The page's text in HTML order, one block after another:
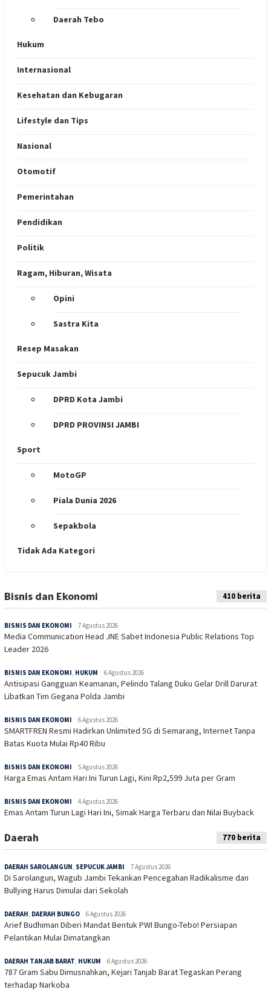
Daerah Tebo
Hukum
Internasional
Kesehatan dan Kebugaran
Lifestyle dan Tips
Nasional
Otomotif
Pemerintahan
Pendidikan
Politik
Ragam, Hiburan, Wisata
Opini
Sastra Kita
Resep Masakan
Sepucuk Jambi
DPRD Kota Jambi
DPRD PROVINSI JAMBI
Sport
MotoGP
Piala Dunia 2026
Sepakbola
Tidak Ada Kategori
Indeks
Bisnis dan Ekonomi 410 berita
BISNIS DAN EKONOMI 7 Agustus 2026
Media Communication Head JNE Sabet Indonesia Public Relations Top
Leader 2026
BISNIS DAN EKONOMI HUKUM 6 Agustus 2026
Antisipasi Gangguan Keamanan, Pelindo Talang Duku Gelar Drill Darurat
Libatkan Tim Gegana Polda Jambi
BISNIS DAN EKONOMI 6 Agustus 2026
SMARTFREN Resmi Hadirkan Unlimited 5G di Semarang, Internet Tanpa
Batas Kuota Mulai Rp40 Ribu
BISNIS DAN EKONOMI 5 Agustus 2026
Harga Emas Antam Hari Ini Turun Lagi, Kini Rp2,599 Juta per Gram
BISNIS DAN EKONOMI 4 Agustus 2026
Emas Antam Turun Lagi Hari Ini, Simak Harga Terbaru dan Nilai Buyback
Daerah 770 berita
DAERAH SAROLANGUN, SEPUCUK JAMBI 7 Agustus 2026
Di Sarolangun, Wagub Jambi Tekankan Pencegahan Radikalisme dan
Bullying Harus Dimulai dari Sekolah
DAERAH, DAERAH BUNGO 6 Agustus 2026
Arief Budhiman Diberi Mandat Bentuk PWI Bungo-Tebo! Persiapan
Pelantikan Mulai Dimatangkan
DAERAH TANJAB BARAT, HUKUM 6 Agustus 2026
787 Gram Sabu Dimusnahkan, Kejari Tanjab Barat Tegaskan Perang
terhadap Narkoba